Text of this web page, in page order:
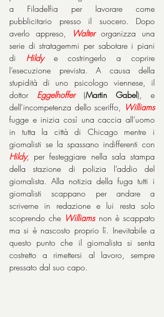
a Filadelfia per lavorare come
pubblicitario presso il suocero. Dopo
averlo appreso,
Walter organizza una
serie di stratagemmi per sabotare i piani
di Hildy e costringerlo a coprire
l’esecuzione prevista. A causa della
stupidità di uno psicologo viennese, il
dottor Eggelhoffer (Martin Gabel), e
dell'incompetenza dello sceriffo, Williams
fugge e inizia così una caccia all’uomo
in tutta la città di Chicago mentre i
Hildy, per festeggiare nella sala stampa
della stazione di polizia l’addio del
giornalista. Alla notizia della fuga tutti i
giornalisti scappano per andare a
scriverne in redazione e lui resta solo
scoprendo che Williams non è scappato
ma si è nascosto proprio lì. Inevitabile a
questo punto che il giornalista si senta
costretto a rimettersi al lavoro, sempre
pressato dal suo capo.